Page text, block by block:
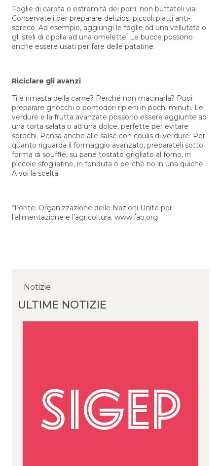
Foglie di carota o estremità dei porri: non buttateli via!
Conservateli per preparare deliziosi piccoli piatti anti-
spreco. Ad esempio, aggiungi le foglie ad una vellutata o
gli steli di cipolla ad una omelette. Le bucce possono
anche essere usati per fare delle patatine.
Riciclare gli avanzi
Ti è rimasta della carne? Perché non macinarla? Puoi
preparare gnocchi o pomodori ripieni in pochi minuti. Le
verdure e la frutta avanzate possono essere aggiunte ad
una torta salata o ad una dolce, perfette per evitare
sprechi. Pensa anche alle salse con coulis di verdure. Per
quanto riguarda il formaggio avanzato, preparateli sotto
forma di soufflé, su pane tostato grigliato al forno, in
piccole sfogliatine, in fonduta o perché no in una quiche.
A voi la scelta!
*Fonte: Organizzazione delle Nazioni Unite per
l’alimentazione e l’agricoltura. www.fao.org
ULTIME NOTIZIE
Notizie
Notizie
Notizie